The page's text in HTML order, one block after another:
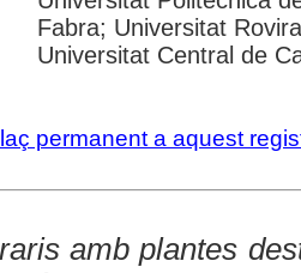
Fabra; Universitat
Universitat Central de
permanent a aquest
amb plantes